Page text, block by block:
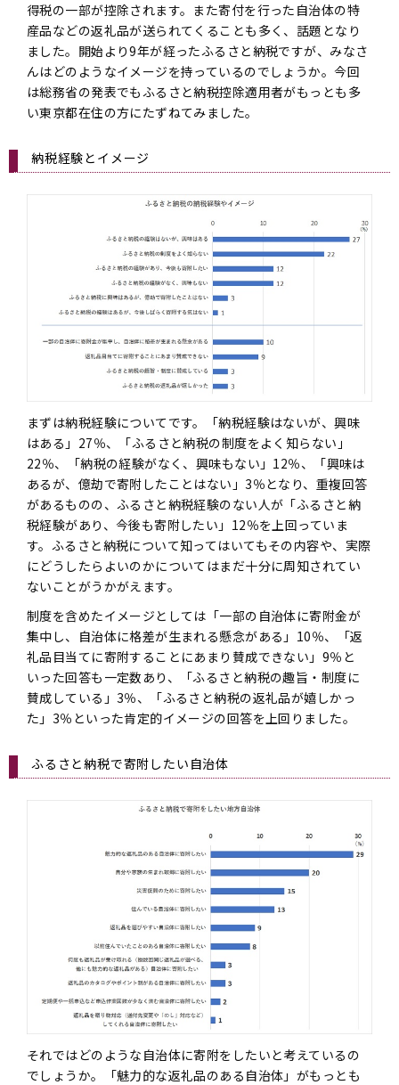
得税の一部が控除されます。また寄付を行った自治体の特
産品などの返礼品が送られてくることも多く、話題となり
ました。開始より9年が経ったふるさと納税ですが、みなさ
んはどのようなイメージを持っているのでしょうか。今回
は総務省の発表でもふるさと納税控除適用者がもっとも多
い東京都在住の方にたずねてみました。
納税経験とイメージ
まずは納税経験についてです。「納税経験はないが、興味
はある」27％、「ふるさと納税の制度をよく知らない」
22％、「納税の経験がなく、興味もない」12％、「興味は
あるが、億劫で寄附したことはない」3％となり、重複回答
があるものの、ふるさと納税経験のない人が「ふるさと納
税経験があり、今後も寄附したい」12％を上回っていま
す。ふるさと納税について知ってはいてもその内容や、実際
にどうしたらよいのかについてはまだ十分に周知されてい
ないことがうかがえます。
制度を含めたイメージとしては「一部の自治体に寄附金が
集中し、自治体に格差が生まれる懸念がある」10％、「返
礼品目当てに寄附することにあまり賛成できない」9％と
いった回答も一定数あり、「ふるさと納税の趣旨・制度に
賛成している」3％、「ふるさと納税の返礼品が嬉しかっ
た」3％といった肯定的イメージの回答を上回りました。
ふるさと納税で寄附したい自治体
それではどのような自治体に寄附をしたいと考えているの
でしょうか。「魅力的な返礼品のある自治体」がもっとも